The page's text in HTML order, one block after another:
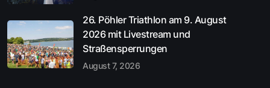
26. Pöhler Triathlon am 9. August
2026 mit Livestream und
Straßensperrungen
August 7, 2026